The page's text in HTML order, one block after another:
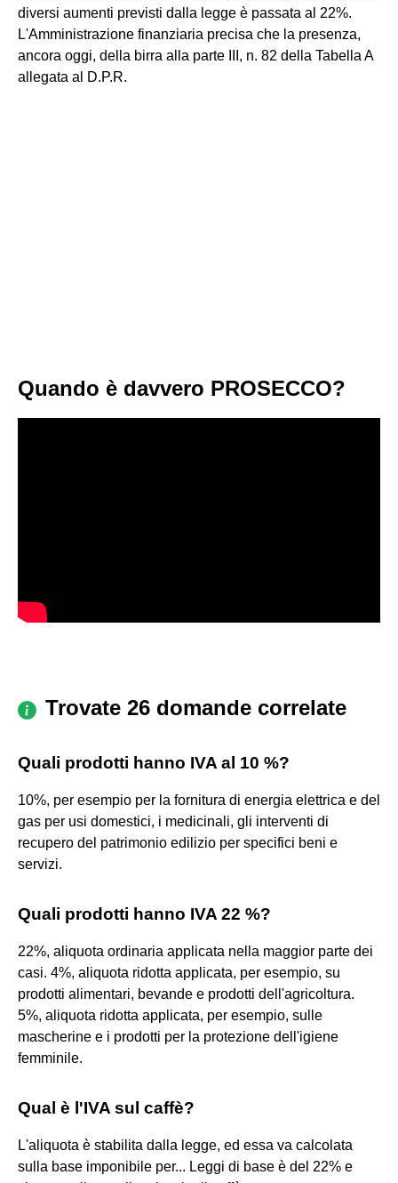
diversi aumenti previsti dalla legge è passata al 22%.
L'Amministrazione finanziaria precisa che la presenza,
ancora oggi, della birra alla parte III, n. 82 della Tabella A
allegata al D.P.R.
Quando è davvero PROSECCO?
Trovate 26 domande correlate
Quali prodotti hanno IVA al 10 %?
10%, per esempio per la fornitura di energia elettrica e del
gas per usi domestici, i medicinali, gli interventi di
recupero del patrimonio edilizio per specifici beni e
servizi.
Quali prodotti hanno IVA 22 %?
22%, aliquota ordinaria applicata nella maggior parte dei
casi. 4%, aliquota ridotta applicata, per esempio, su
prodotti alimentari, bevande e prodotti dell'agricoltura.
5%, aliquota ridotta applicata, per esempio, sulle
mascherine e i prodotti per la protezione dell'igiene
femminile.
Qual è l'IVA sul caffè?
L'aliquota è stabilita dalla legge, ed essa va calcolata
sulla base imponibile per... Leggi di base è del 22% e